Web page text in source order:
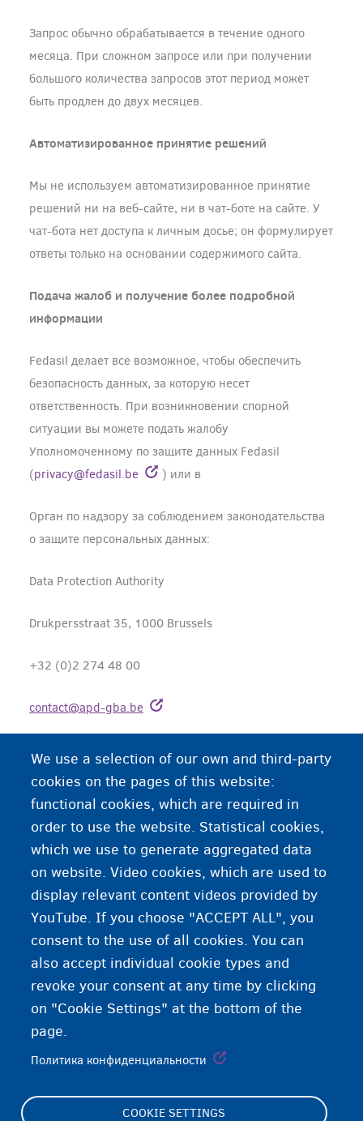
Запрос обычно обрабатывается в течение одного
месяца. При сложном запросе или при получении
большого количества запросов этот период может
быть продлен до двух месяцев.
Автоматизированное принятие решений
Мы не используем автоматизированное принятие
решений ни на веб-сайте, ни в чат-боте на сайте. У
чат-бота нет доступа к личным досье; он формулирует
ответы только на основании содержимого сайта.
Подача жалоб и получение более подробной
информации
Fedasil делает все возможное, чтобы обеспечить
безопасность данных, за которую несет
ответственность. При возникновении спорной
ситуации вы можете подать жалобу
Уполномоченному по защите данных Fedasil
(privacy@fedasil.be ) или в
Орган по надзору за соблюдением законодательства
о защите персональных данных:
Data Protection Authority
Drukpersstraat 35, 1000 Brussels
+32 (0)2 274 48 00
contact@apd-gba.be
Обновления положения о защите персональных
данных
Fedasil оставляет за собой право вносить изменения
в положение о защите персональных данных. Самая
последняя версия документа всегда доступна на
сайте www.fedasilinfo.be .
We use a selection of our own and third-party
cookies on the pages of this website:
functional cookies, which are required in
order to use the website. Statistical cookies,
which we use to generate aggregated data
on website. Video cookies, which are used to
display relevant content videos provided by
YouTube. If you choose "ACCEPT ALL", you
consent to the use of all cookies. You can
also accept individual cookie types and
revoke your consent at any time by clicking
on "Cookie Settings" at the bottom of the
page.
Политика конфиденциальности
COOKIE SETTINGS